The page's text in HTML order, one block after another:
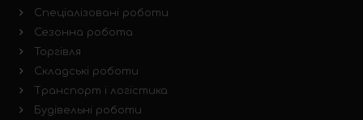
Спеціалізовані роботи
Сезонна робота
Торгівля
Складські роботи
Транспорт і логістика
Будівельні роботи